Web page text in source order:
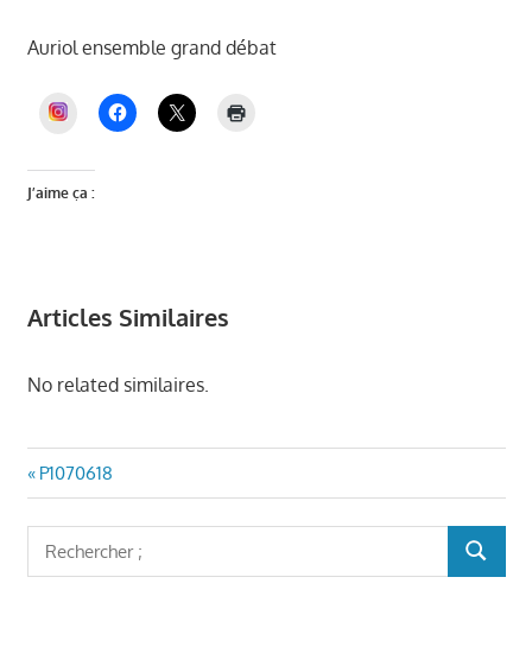
Auriol ensemble grand débat
INSTAGRAM
J’aime ça :
Articles Similaires
No related similaires.
Navigation
de
l’article
Article
précédent
:
P1070618